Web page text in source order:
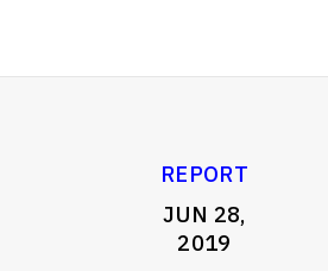
REPORT
JUN 28,
2019